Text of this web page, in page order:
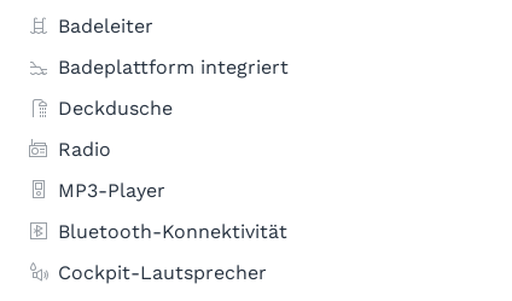
Badeleiter
Badeplattform integriert
Deckdusche
Radio
MP3-Player
Bluetooth-Konnektivität
Cockpit-Lautsprecher